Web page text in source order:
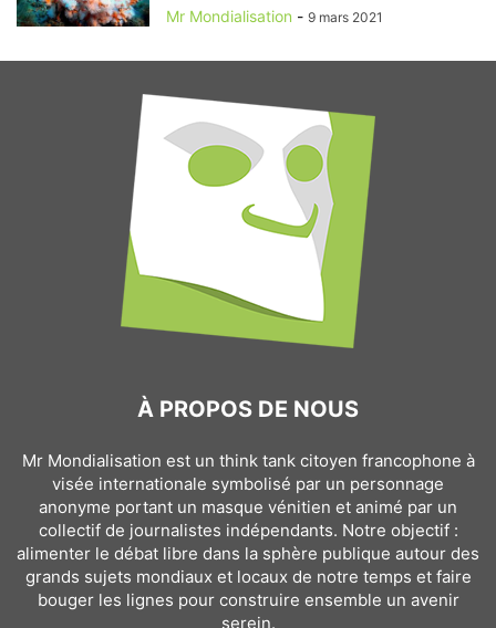
Mr Mondialisation - 9 mars 2021
À PROPOS DE NOUS
Mr Mondialisation est un think tank citoyen francophone à
visée internationale symbolisé par un personnage
anonyme portant un masque vénitien et animé par un
collectif de journalistes indépendants. Notre objectif :
alimenter le débat libre dans la sphère publique autour des
grands sujets mondiaux et locaux de notre temps et faire
bouger les lignes pour construire ensemble un avenir
serein.